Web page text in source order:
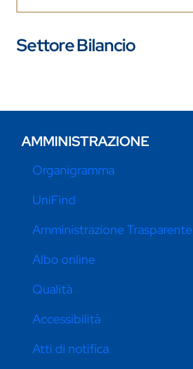
Settore Bilancio
AMMINISTRAZIONE
Organigramma
UniFind
Amministrazione Trasparente
Albo online
Qualità
Accessibilità
Atti di notifica